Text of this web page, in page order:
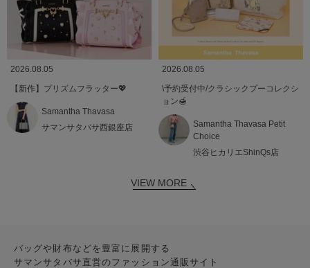
2026.08.05
【新作】プリズムフラッター💖
Samantha Thavasa
サマンサタバサ西銀座店
2026.08.05
\予約受付中/クラシックプーコレクシ
ョン🍯
Samantha Thavasa Petit
Choice
渋谷ヒカリエShinQs店
VIEW MORE
バッグや財布などを豊富に展開する
サマンサタバサ直営のファッション通販サイト